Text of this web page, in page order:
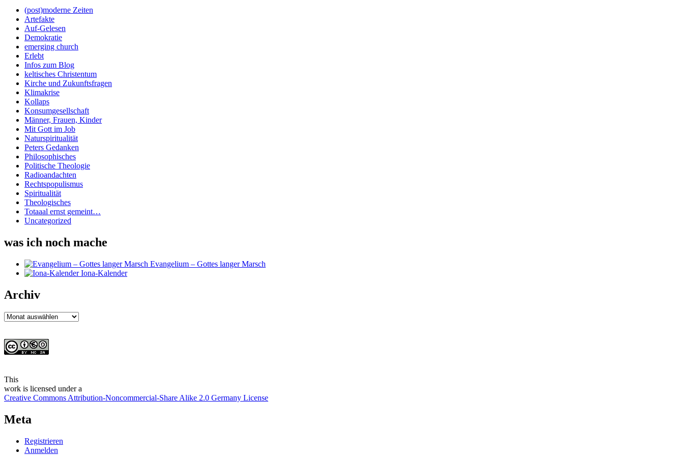
(post)moderne Zeiten
Artefakte
Auf-Gelesen
Demokratie
emerging church
Erlebt
Infos zum Blog
keltisches Christentum
Kirche und Zukunftsfragen
Klimakrise
Kollaps
Konsumgesellschaft
Männer, Frauen, Kinder
Mit Gott im Job
Naturspiritualität
Peters Gedanken
Philosophisches
Politische Theologie
Radioandachten
Rechtspopulismus
Spiritualität
Theologisches
Totaaal ernst gemeint…
Uncategorized
was ich noch mache
Evangelium – Gottes langer Marsch
Iona-Kalender
Archiv
Archiv
This
work is licensed under a
Creative Commons Attribution-Noncommercial-Share Alike 2.0 Germany License
Meta
Registrieren
Anmelden